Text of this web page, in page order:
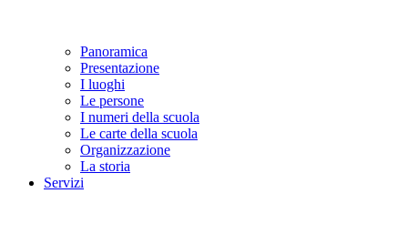
Panoramica
Presentazione
I luoghi
Le persone
I numeri della scuola
Le carte della scuola
Organizzazione
La storia
Servizi